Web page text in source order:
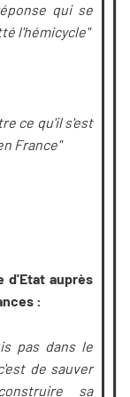
qui se
l'hémicycle"
ce qu'il s'est
France"
d'Etat auprès
:
pas dans le
de sauver
sa